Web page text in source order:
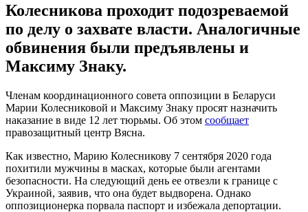
Колесникова проходит подозреваемой
по делу о захвате власти. Аналогичные
обвинения были предъявлены и
Максиму Знаку.
Членам координационного совета оппозиции в Беларуси
Марии Колесниковой и Максиму Знаку просят назначить
наказание в виде 12 лет тюрьмы. Об этом сообщает
правозащитный центр Вясна.
Как известно, Марию Колесникову 7 сентября 2020 года
похитили мужчины в масках, которые были агентами
безопасности. На следующий день ее отвезли к границе с
Украиной, заявив, что она будет выдворена. Однако
оппозиционерка порвала паспорт и избежала депортации.